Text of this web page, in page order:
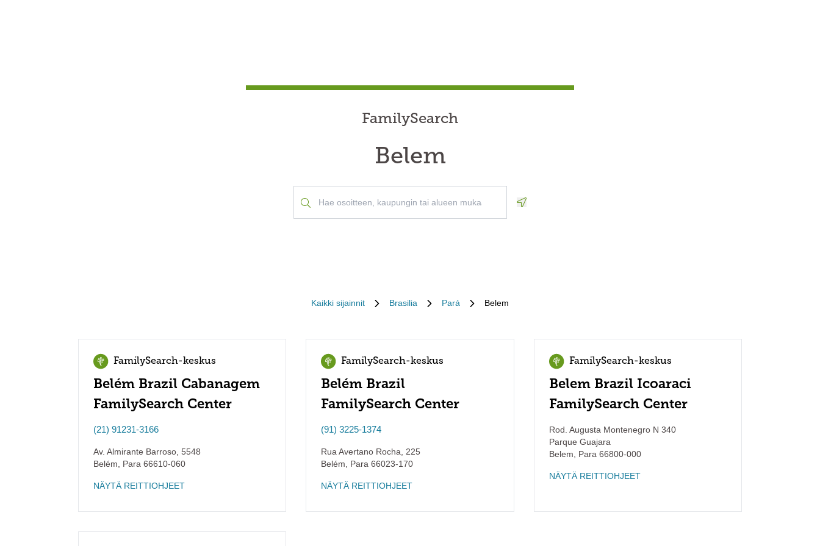
FamilySearch
Belem
Kaikki sijainnit Brasilia Pará Belem
FamilySearch-keskus
Belém Brazil Cabanagem
FamilySearch Center
(21) 91231-3166
Av. Almirante Barroso, 5548
Belém
Para 66610-060
NÄYTÄ REITTIOHJEET
FamilySearch-keskus
Belém Brazil
FamilySearch Center
(91) 3225-1374
Rua Avertano Rocha, 225
Belém
Para 66023-170
NÄYTÄ REITTIOHJEET
FamilySearch-keskus
Belem Brazil Icoaraci
FamilySearch Center
Rod. Augusta Montenegro N 340
Parque Guajara
Belem
Para 66800-000
NÄYTÄ REITTIOHJEET